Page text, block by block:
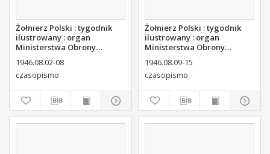
Żołnierz Polski : tygodnik
ilustrowany : organ
Ministerstwa Obrony
1946.08.02-08
czasopismo
Żołnierz Polski : tygodnik
ilustrowany : organ
Ministerstwa Obrony
1946.08.09-15
czasopismo